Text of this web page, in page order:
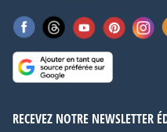
RECEVEZ NOTRE NEWSLETTER